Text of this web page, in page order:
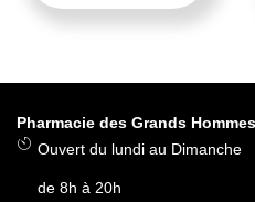
Pharmacie des Grands Hommes
Ouvert du lundi au Dimanche
de 8h à 20h